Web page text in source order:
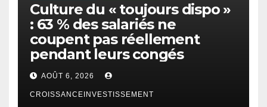
Culture du « toujours dispo »
: 63 % des salariés ne
coupent pas réellement
pendant leurs congés
AOÛT 6, 2026
CROISSANCEINVESTISSEMENT